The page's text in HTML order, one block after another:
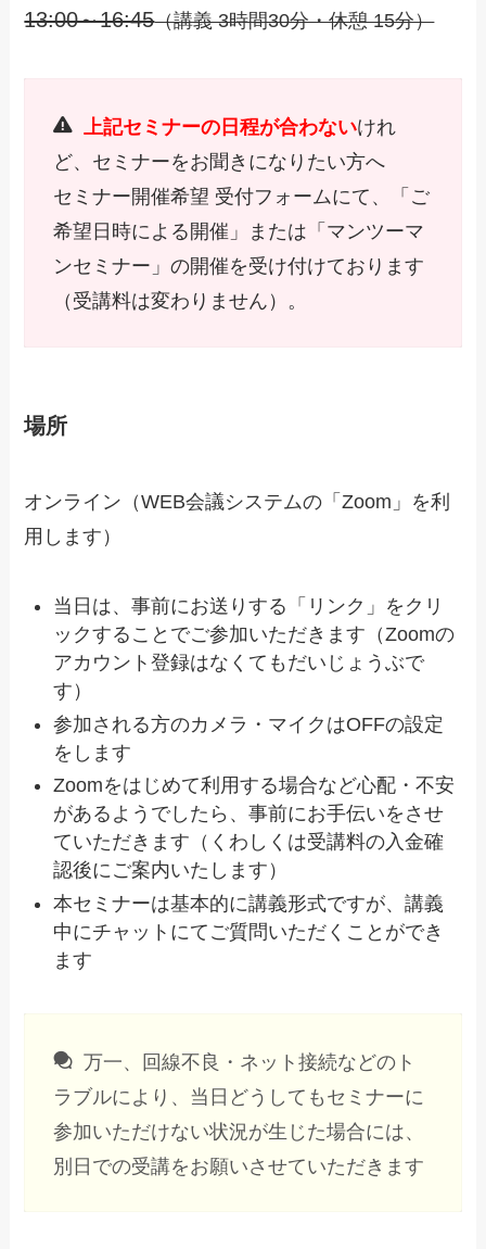
13:00～16:45（講義 3時間30分・休憩 15分）
上記セミナーの日程が合わないけれ
ど、セミナーをお聞きになりたい方へ
セミナー開催希望 受付フォームにて、「ご
希望日時による開催」または「マンツーマ
ンセミナー」の開催を受け付けております
（受講料は変わりません）。
場所
オンライン（WEB会議システムの「Zoom」を利
用します）
当日は、事前にお送りする「リンク」をクリ
ックすることでご参加いただきます（Zoomの
アカウント登録はなくてもだいじょうぶで
す）
参加される方のカメラ・マイクはOFFの設定
をします
Zoomをはじめて利用する場合など心配・不安
があるようでしたら、事前にお手伝いをさせ
ていただきます（くわしくは受講料の入金確
認後にご案内いたします）
本セミナーは基本的に講義形式ですが、講義
中にチャットにてご質問いただくことができ
ます
万一、回線不良・ネット接続などのト
ラブルにより、当日どうしてもセミナーに
参加いただけない状況が生じた場合には、
別日での受講をお願いさせていただきます